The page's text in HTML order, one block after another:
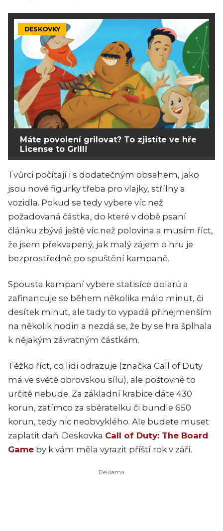
DESKOVKY
Máte povolení grilovat? To zjistíte ve hře
License to Grill!
Tvůrci počítají i s dodatečným obsahem, jako
jsou nové figurky třeba pro vlajky, střílny a
vozidla. Pokud se tedy vybere víc než
požadovaná částka, do které v době psaní
článku zbývá ještě víc než polovina a musím říct,
že jsem překvapený, jak malý zájem o hru je
bezprostředně po spuštění kampaně.
Spousta kampaní vybere statisíce dolarů a
zafinancuje se během několika málo minut, či
desítek minut, ale tady to vypadá přinejmenším
na několik hodin a nezdá se, že by se hra šplhala
k nějakým závratným částkám.
Těžko říct, co lidi odrazuje (značka Call of Duty
má ve světě obrovskou sílu), ale poštovné to
určitě nebude. Za základní krabice dáte 430
korun, zatímco za sběratelku či bundle 650
korun, tedy nic neobvyklého. Ale budete muset
zaplatit daň. Deskovka Call of Duty: The Board
Game by k vám měla vyrazit příští rok v září.